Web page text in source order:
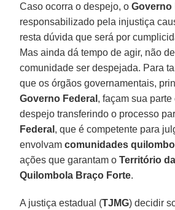
Caso ocorra o despejo, oGoverno
responsabilizado pela injustiça
resta dúvida que será por
Mas ainda dá tempo de agir, não
comunidade ser despejada. Para
que os órgãos governamentais,
Governo Federal , façam sua
despejo transferindo o processo
Federal , que é competente para
envolvamcomunidades
ações que garantam oTerritório
Quilombola Braço Forte.
A justiça estadual (TJMG) decidir